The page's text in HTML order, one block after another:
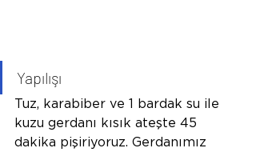
Yapılışı
Tuz, karabiber ve 1 bardak su ile
kuzu gerdanı kısık ateşte 45
dakika pişiriyoruz. Gerdanımız